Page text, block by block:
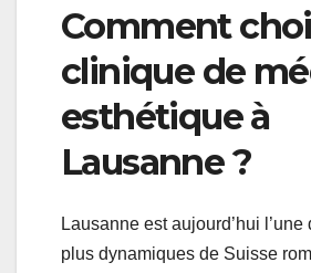
Comment
clinique de
esthétique à
Lausanne ?
Lausanne est aujourd’hui
plus dynamiques de Suisse